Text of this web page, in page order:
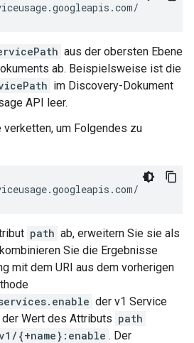
aus der obersten Ebene
ab. Beispielsweise ist die
im Discovery-Dokument
API leer.
verketten, um Folgendes zu
path ab, erweitern Sie sie als
Sie die Ergebnisse
mit dem URI aus dem vorherigen
der v1 Service
Wert des Attributs path
{+name}:enable . Der